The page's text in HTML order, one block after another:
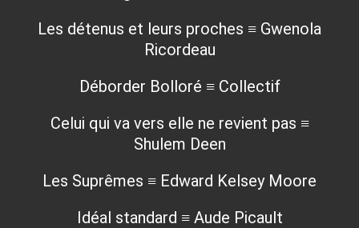
Les détenus et leurs proches ≡ Gwenola
Ricordeau
Déborder Bolloré ≡ Collectif
Celui qui va vers elle ne revient pas ≡
Shulem Deen
Les Suprêmes ≡ Edward Kelsey Moore
Idéal standard ≡ Aude Picault